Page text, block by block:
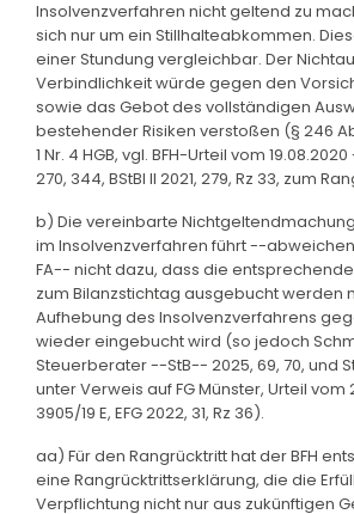
Insolvenzverfahren nicht geltend zu
sich nur um ein Stillhalteabkommen.
einer Stundung vergleichbar. Der
Verbindlichkeit würde gegen den
sowie das Gebot des vollständigen
bestehender Risiken verstoßen (§ 246
1 Nr. 4 HGB, vgl. BFH-Urteil vom 19.08.2020
270, 344, BStBl II 2021, 279, Rz 33, zum
b) Die vereinbarte
im Insolvenzverfahren führt --
FA-- nicht dazu, dass die
zum Bilanzstichtag ausgebucht werden
Aufhebung des Insolvenzverfahrens
wieder eingebucht wird (so jedoch
Steuerberater --StB-- 2025, 69, 70, und
unter Verweis auf FG Münster, Urteil vom
3905/19 E, EFG 2022, 31, Rz 36).
aa) Für den Rangrücktritt hat der BFH
eine Rangrücktrittserklärung, die die
Verpflichtung nicht nur aus zukünftigen